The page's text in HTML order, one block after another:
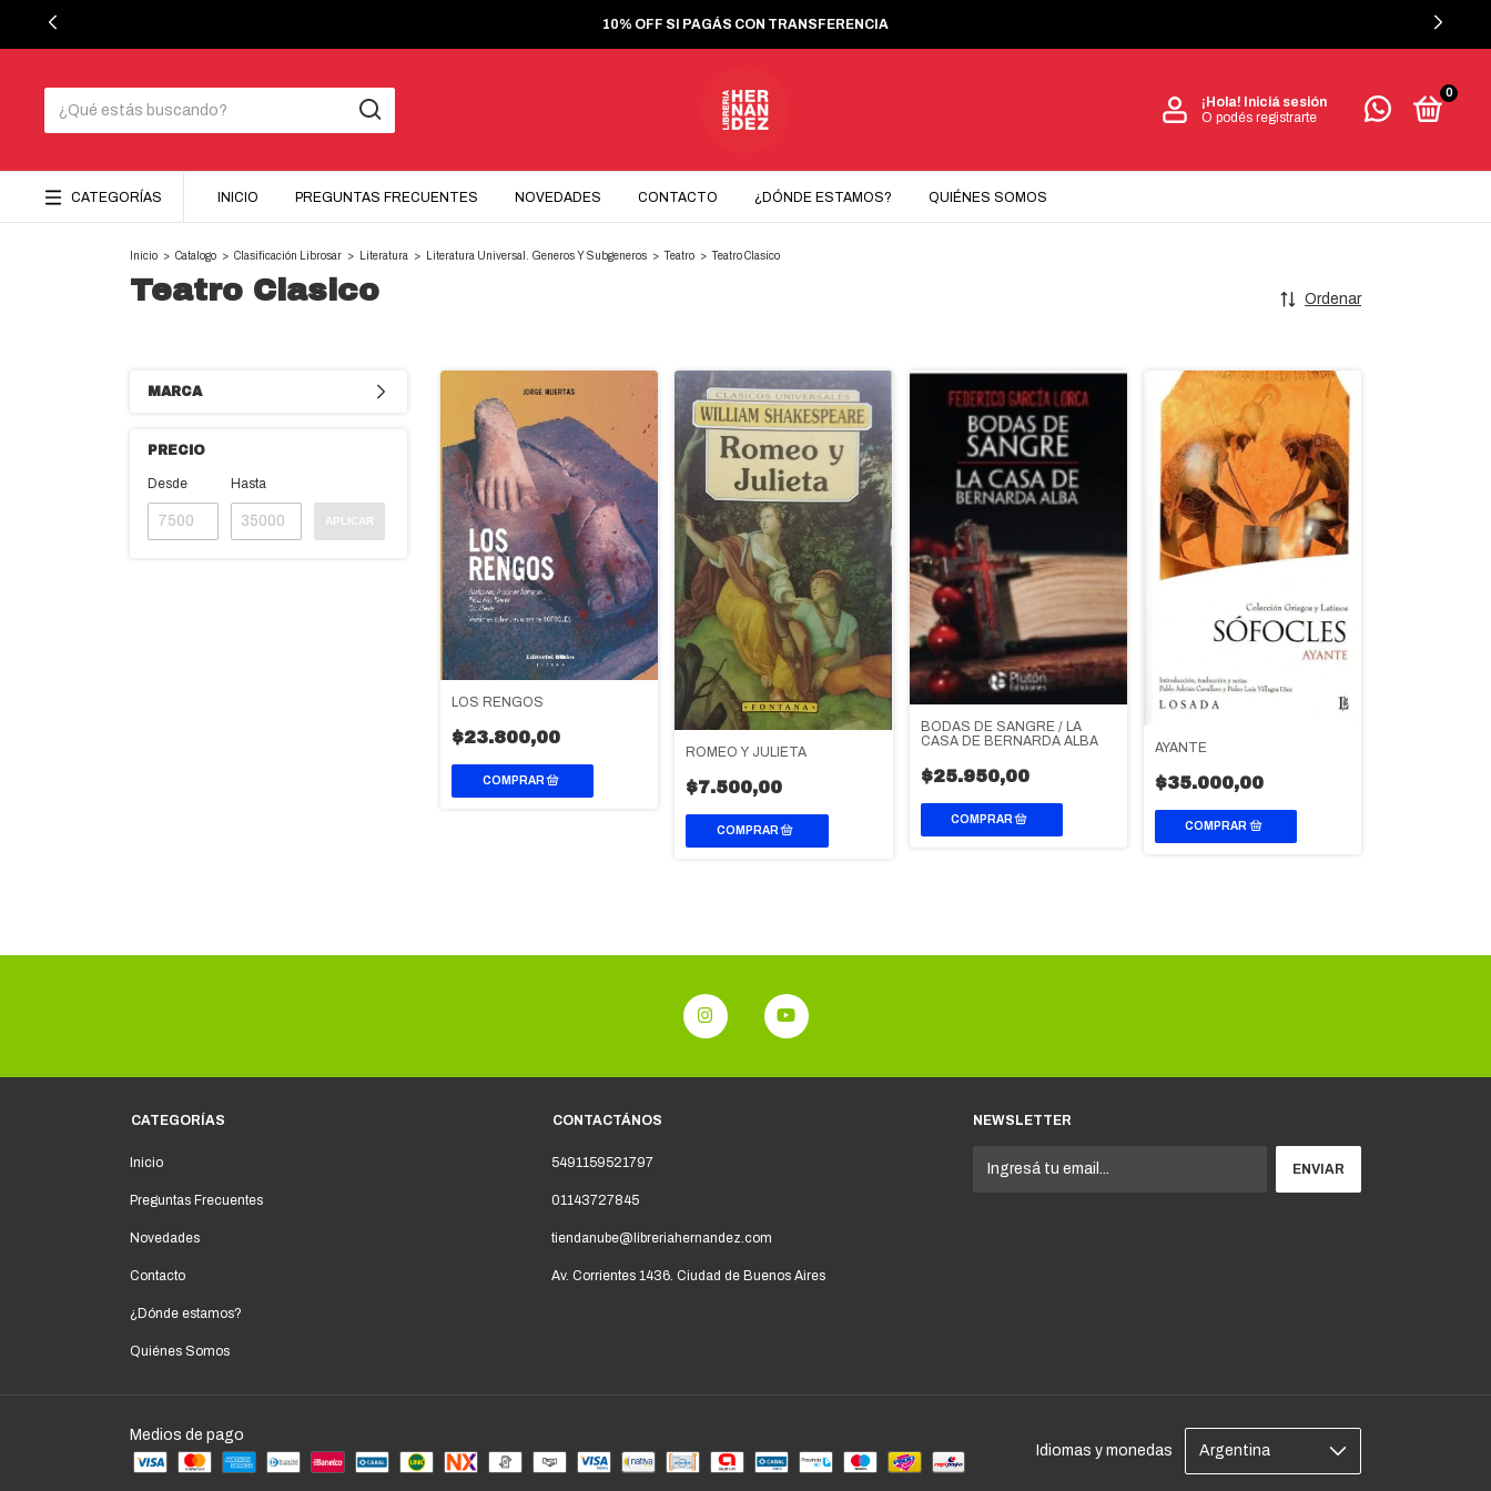
10% OFF SI PAGÁS CON TRANSFERENCIA
¡Hola! Iniciá sesión
O podés registrarte
0
CATEGORÍAS INICIO PREGUNTAS FRECUENTES NOVEDADES CONTACTO ¿DÓNDE ESTAMOS? QUIÉNES SOMOS
Inicio > Catalogo > Clasificación Librosar > Literatura > Literatura Universal. Generos Y Subgeneros > Teatro > Teatro Clasico
Teatro Clasico Ordenar
MARCA
PRECIO
Desde Hasta
APLICAR
LOS RENGOS
$23.800,00
ROMEO Y JULIETA
$7.500,00
BODAS DE SANGRE / LA
CASA DE BERNARDA ALBA
$25.950,00
AYANTE
$35.000,00
CATEGORÍAS
Inicio
Preguntas Frecuentes
Novedades
Contacto
¿Dónde estamos?
Quiénes Somos
CONTACTÁNOS
5491159521797
01143727845
tiendanube@libreriahernandez.com
Av. Corrientes 1436. Ciudad de Buenos Aires
NEWSLETTER
Medios de pago
Idiomas y monedas